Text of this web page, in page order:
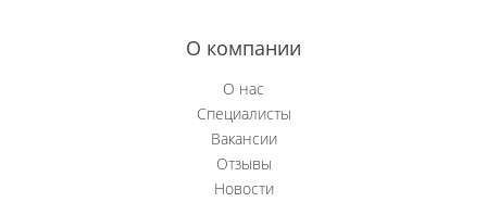
О компании
О нас
Специалисты
Вакансии
Отзывы
Новости